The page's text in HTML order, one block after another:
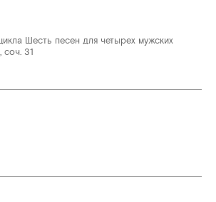
Шесть песен для четырех мужских
соч. 31